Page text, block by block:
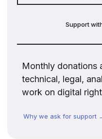
Support
Monthly donations
technical, legal,
work on digital
Why we ask for support